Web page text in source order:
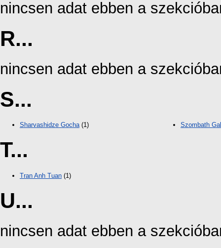
nincsen adat ebben a
R...
nincsen adat ebben a
S...
Sharvashidze Gocha(1) Szombath
T...
Tran Anh Tuan (1)
U...
nincsen adat ebben a